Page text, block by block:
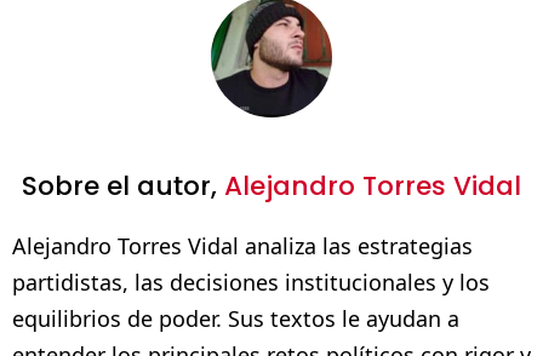
Sobre el autor,Alejandro Torres Vidal
Alejandro Torres Vidal analiza las estrategias
partidistas, las decisiones institucionales y los
equilibrios de poder. Sus textos le ayudan a